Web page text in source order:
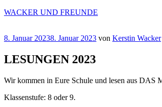
Zum
WACKER UND FREUNDE
Veröffentlicht
8. Januar 20238. Januar 2023 von Kerstin Wacker
LESUNGEN 2023
Wir kommen in Eure Schule und lesen aus
Klassenstufe: 8 oder 9.